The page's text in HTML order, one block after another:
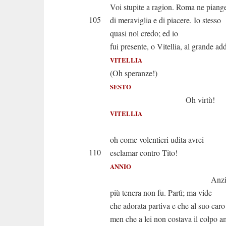
Voi stupite a ragion. Roma ne
105
di meraviglia e di piacere. Io stesso
quasi nol credo; ed io
fui presente, o Vitellia, al grande
VITELLIA
(Oh speranze!)
SESTO
Oh virtù!
VITELLIA
Quella
oh come volentieri udita avrei
110
esclamar contro Tito!
ANNIO
Anzi
più tenera non fu. Partì; ma vide
che adorata partiva e che al suo caro
men che a lei non costava il colpo